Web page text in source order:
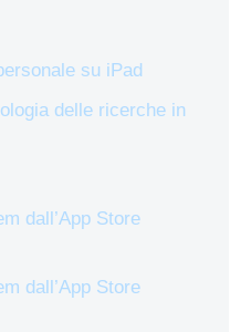
su iPad
delle ricerche in
dall’App Store
dall’App Store